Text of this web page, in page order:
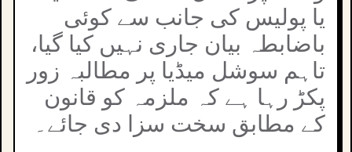
یا پولیس کی جانب سے کوئی
باضابطہ بیان جاری نہیں کیا گیا،
تاہم سوشل میڈیا پر مطالبہ زور
پکڑ رہا ہے کہ ملزمہ کو قانون
کے مطابق سخت سزا دی جائے۔